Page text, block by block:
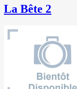
La Bête 2